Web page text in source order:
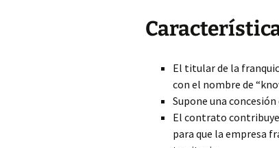
El titular de la
con el nombre de
Supone una
El contrato
para que la empresa